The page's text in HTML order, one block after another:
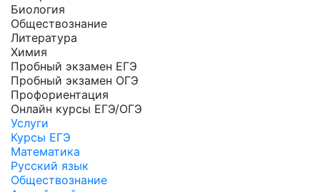
Биология
Обществознание
Литература
Химия
Пробный экзамен ЕГЭ
Пробный экзамен ОГЭ
Профориентация
Онлайн курсы ЕГЭ/ОГЭ
Услуги
Курсы ЕГЭ
Математика
Русский язык
Обществознание